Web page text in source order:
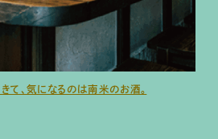
て、気になるのは南米のお酒。